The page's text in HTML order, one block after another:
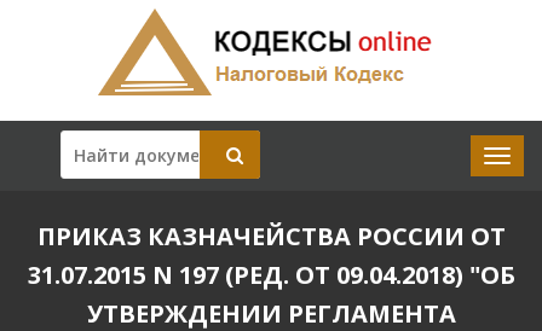
ПРИКАЗ КАЗНАЧЕЙСТВА РОССИИ ОТ
31.07.2015 N 197 (РЕД. ОТ 09.04.2018) "ОБ
УТВЕРЖДЕНИИ РЕГЛАМЕНТА